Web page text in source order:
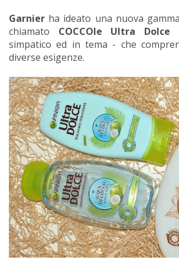
Garnier ha ideato una nuova
chiamato COCCOle Ultra Dolce
simpatico ed in tema - che
diverse esigenze.